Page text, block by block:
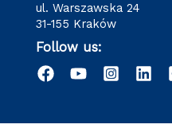
ul. Warszawska 24
31-155 Kraków
Follow us: